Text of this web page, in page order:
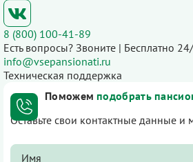
8 (800) 100-41-89
Есть вопросы? Звоните | Бесплатно
info@vsepansionati.ru
Техническая поддержка
Поможем подобрать
Оставьте свои контактные данные